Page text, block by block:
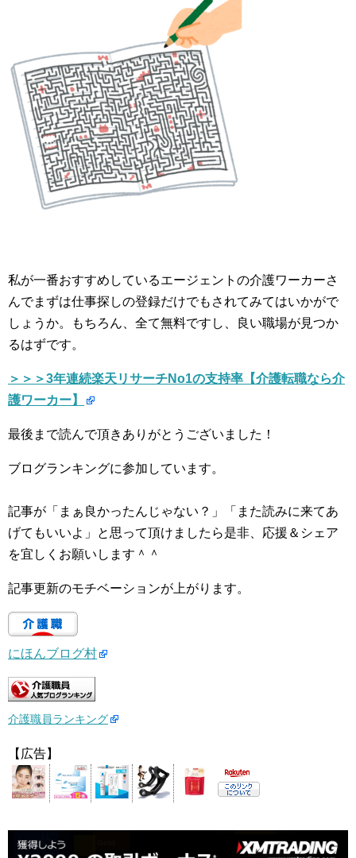
私が一番おすすめしているエージェントの介護ワーカーさ
んでまずは仕事探しの登録だけでもされてみてはいかがで
しょうか。もちろん、全て無料ですし、良い職場が見つか
るはずです。
＞＞＞3年連続楽天リサーチNo1の支持率【介護転職なら介
護ワーカー】
最後まで読んで頂きありがとうございました！
ブログランキングに参加しています。
記事が「まぁ良かったんじゃない？」「また読みに来てあ
げてもいいよ」と思って頂けましたら是非、応援＆シェア
を宜しくお願いします＾＾
記事更新のモチベーションが上がります。
にほんブログ村
介護職員ランキング
【広告】